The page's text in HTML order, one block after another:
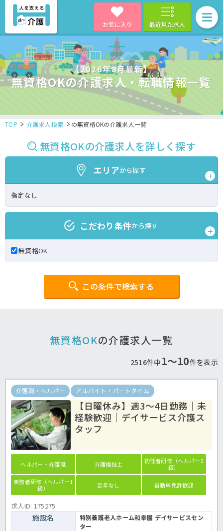
お気に入り 最近見た求人
【2026年8月最新】
無資格OKの介護求人・転職情報一覧
TOP 介護求人検索 の無資格OKの介護求人一覧
無資格OKの介護求人を詳しく探す
エリアから探す
指定なし
こだわり条件から探す
無資格OK
この条件で検索する
無資格OKの介護求人一覧
2516件中 1〜10件を表示
介護職・ヘルパー アルバイト・パートタイム
【日曜休み】週3～4日勤務｜未
経験歓迎｜デイサービス介護ス
タッフ
ヘルパー・介護職 介護福祉士
初任者研修（ヘルパー2
級）
実務者研修（ヘルパー1
級）
定年なし 自動車免許歓迎
求人ID: 175275
施設名
特別養護老人ホーム和幸園 デイサービスセン
ター